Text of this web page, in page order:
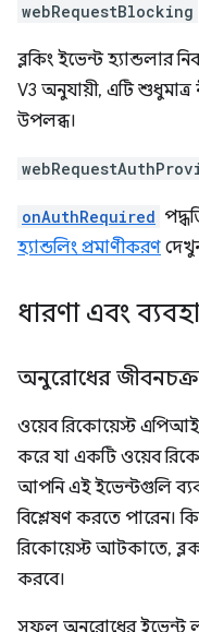
webRequestBlocking
ব্লকিং ইভেন্ট হ্যান্ডলার
V3 অনুযায়ী, এটি
উপলব্ধ।
onAuthRequired
হ্যান্ডলিং প্রমাণীকরণ
ধারণা এবং
অনুরোধের জীবনচক্র
ওয়েব রিকোয়েস্ট এপিআই
করে যা একটি ওয়েব
আপনি এই ইভেন্টগুলি
বিশ্লেষণ করতে পারেন।
রিকোয়েস্ট আটকাতে,
করবে।
সফল অনুরোধের ইভেন্ট